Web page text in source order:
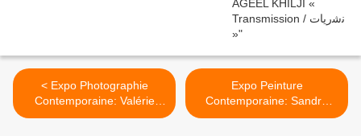
< Expo Photographie
Contemporaine: Valérie
BELIN "All Star"
Expo Peinture
Contemporaine: Sandro
KOPP "Take Time" >